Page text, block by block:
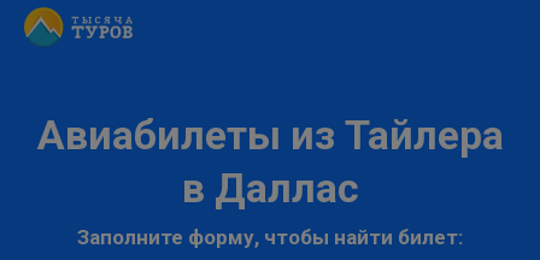
Авиабилеты из Тайлера
в Даллас
Заполните форму, чтобы найти билет: